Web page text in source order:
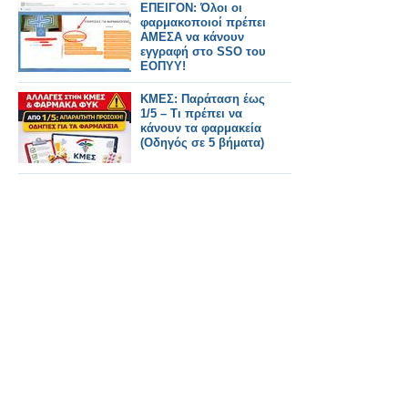
ΕΠΕΙΓΟΝ: Όλοι οι
φαρμακοποιοί πρέπει
ΑΜΕΣΑ να κάνουν
εγγραφή στο SSO του
ΕΟΠΥΥ!
ΚΜΕΣ: Παράταση έως
1/5 – Τι πρέπει να
κάνουν τα φαρμακεία
(Οδηγός σε 5 βήματα)